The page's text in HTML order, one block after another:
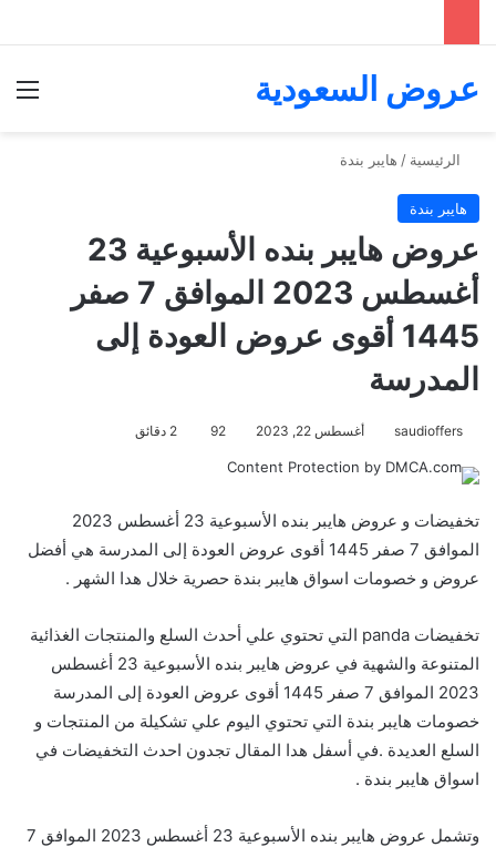
عروض السعودية
الرئيسية / هايبر بندة
هايبر بندة
عروض هايبر بنده الأسبوعية 23
أغسطس 2023 الموافق 7 صفر
1445 أقوى عروض العودة إلى
المدرسة
saudioffers أغسطس 22, 2023 92
تخفيضات و عروض هايبر بنده الأسبوعية 23 أغسطس 2023
الموافق 7 صفر 1445 أقوى عروض العودة إلى المدرسة هي أفضل
عروض و خصومات اسواق هايبر بندة حصرية خلال هدا الشهر .
تخفيضات panda التي تحتوي علي أحدث السلع والمنتجات الغذائية
المتنوعة والشهية في عروض هايبر بنده الأسبوعية 23 أغسطس
2023 الموافق 7 صفر 1445 أقوى عروض العودة إلى المدرسة
خصومات هايبر بندة التي تحتوي اليوم علي تشكيلة من المنتجات و
السلع العديدة .في أسفل هدا المقال تجدون احدث التخفيضات في
اسواق هايبر بندة .
وتشمل عروض هايبر بنده الأسبوعية 23 أغسطس 2023 الموافق 7